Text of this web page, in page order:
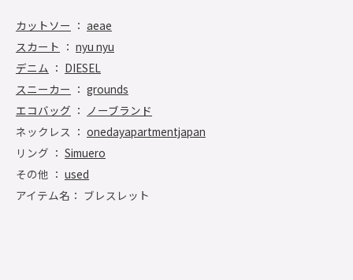
カットソー ： aeae
スカート ： nyu nyu
デニム ： DIESEL
スニーカー ： grounds
エコバッグ ： ノーブランド
ネックレス ： onedayapartmentjapan
リング ： Simuero
その他 ： used
アイテム名： ブレスレット